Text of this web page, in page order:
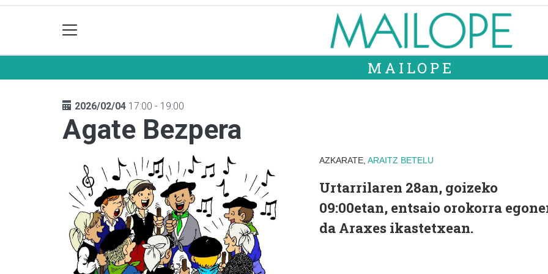
MAILOPE
2026/02/04 17:00 - 19:00
Agate Bezpera
AZKARATE, ARAITZ BETELU
Urtarrilaren 28an, goizeko
09:00etan, entsaio orokorra
da Araxes ikastetxean.